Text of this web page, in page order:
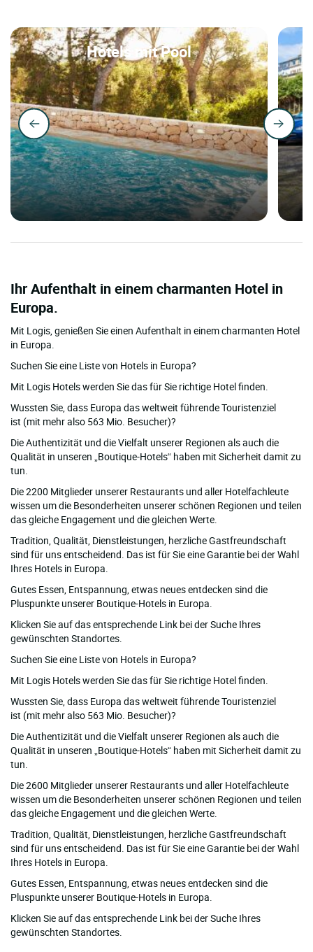
Hotels mit Pool
Ihr Aufenthalt in einem charmanten Hotel in
Europa.
Mit Logis, genießen Sie einen Aufenthalt in einem charmanten Hotel
in Europa.
Suchen Sie eine Liste von Hotels in Europa?
Mit Logis Hotels werden Sie das für Sie richtige Hotel finden.
Wussten Sie, dass Europa das weltweit führende Touristenziel
ist (mit mehr also 563 Mio. Besucher)?
Die Authentizität und die Vielfalt unserer Regionen als auch die
Qualität in unseren „Boutique-Hotels“ haben mit Sicherheit damit zu
tun.
Die 2200 Mitglieder unserer Restaurants und aller Hotelfachleute
wissen um die Besonderheiten unserer schönen Regionen und teilen
das gleiche Engagement und die gleichen Werte.
Tradition, Qualität, Dienstleistungen, herzliche Gastfreundschaft
sind für uns entscheidend. Das ist für Sie eine Garantie bei der Wahl
Ihres Hotels in Europa.
Gutes Essen, Entspannung, etwas neues entdecken sind die
Pluspunkte unserer Boutique-Hotels in Europa.
Klicken Sie auf das entsprechende Link bei der Suche Ihres
gewünschten Standortes.
Suchen Sie eine Liste von Hotels in Europa?
Mit Logis Hotels werden Sie das für Sie richtige Hotel finden.
Wussten Sie, dass Europa das weltweit führende Touristenziel
ist (mit mehr also 563 Mio. Besucher)?
Die Authentizität und die Vielfalt unserer Regionen als auch die
Qualität in unseren „Boutique-Hotels“ haben mit Sicherheit damit zu
tun.
Die 2600 Mitglieder unserer Restaurants und aller Hotelfachleute
wissen um die Besonderheiten unserer schönen Regionen und teilen
das gleiche Engagement und die gleichen Werte.
Tradition, Qualität, Dienstleistungen, herzliche Gastfreundschaft
sind für uns entscheidend. Das ist für Sie eine Garantie bei der Wahl
Ihres Hotels in Europa.
Gutes Essen, Entspannung, etwas neues entdecken sind die
Pluspunkte unserer Boutique-Hotels in Europa.
Klicken Sie auf das entsprechende Link bei der Suche Ihres
gewünschten Standortes.